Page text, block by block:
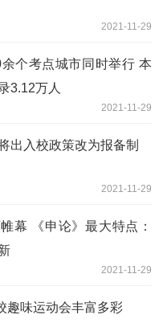
2021-11-29
个考点城市同时举行 本
3.12万人
2021-11-29
出入校政策改为报备制
2021-11-29
幕 《申论》最大特点：
2021-11-29
味运动会丰富多彩